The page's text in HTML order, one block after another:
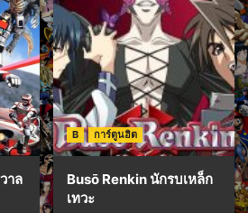
าล
B การ์ตูนฮิต
Busō Renkin นักรบเหล็ก
เทวะ